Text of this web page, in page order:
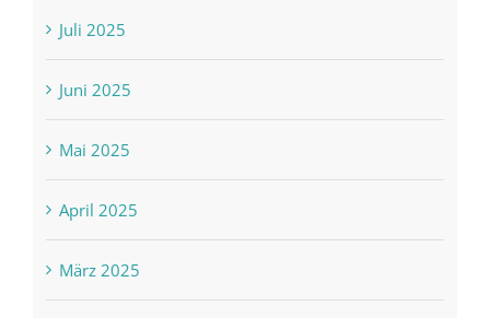
Juli 2025
Juni 2025
Mai 2025
April 2025
März 2025